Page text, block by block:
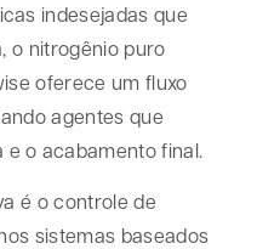
indesejadas que
o nitrogênio puro
oferece um fluxo
agentes que
o acabamento final.
é o controle de
sistemas baseados